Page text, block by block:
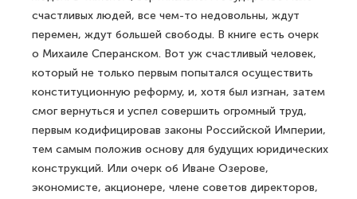
счастливых людей, все чем-то недовольны, ждут
перемен, ждут большей свободы. В книге есть очерк
о Михаиле Сперанском. Вот уж счастливый человек,
который не только первым попытался осуществить
конституционную реформу, и, хотя был изгнан, затем
смог вернуться и успел совершить огромный труд,
первым кодифицировав законы Российской Империи,
тем самым положив основу для будущих юридических
конструкций. Или очерк об Иване Озерове,
экономисте, акционере, члене советов директоров,